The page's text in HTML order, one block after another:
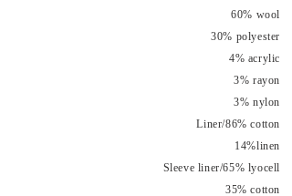
60% wool
30% polyester
4% acrylic
3% rayon
3% nylon
Liner/86% cotton
14%linen
Sleeve liner/65% lyocell
35% cotton